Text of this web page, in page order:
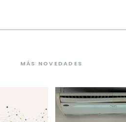
MÁS NOVEDADES